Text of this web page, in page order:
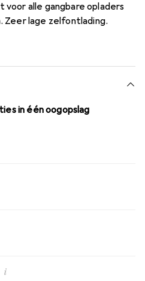
alle gangbare opladers
Zeer lage zelfontlading.
in één oogopslag
i